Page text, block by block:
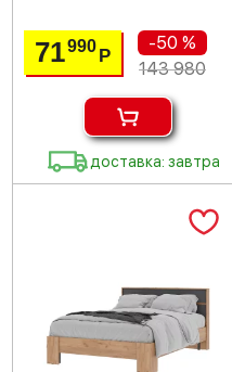
71990Р
-50 %
143 980
доставка: завтра